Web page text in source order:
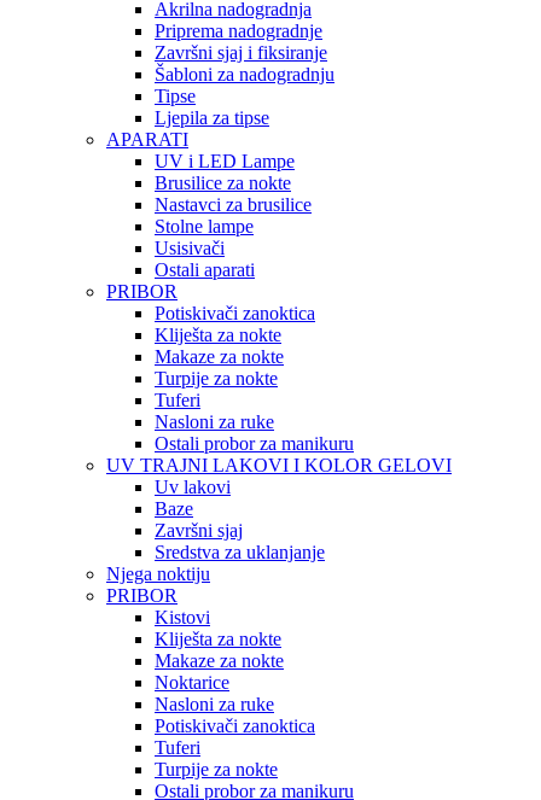
Akrilna nadogradnja
Priprema nadogradnje
Završni sjaj i fiksiranje
Šabloni za nadogradnju
Tipse
Ljepila za tipse
APARATI
UV i LED Lampe
Brusilice za nokte
Nastavci za brusilice
Stolne lampe
Usisivači
Ostali aparati
PRIBOR
Potiskivači zanoktica
Kliješta za nokte
Makaze za nokte
Turpije za nokte
Tuferi
Nasloni za ruke
Ostali probor za manikuru
UV TRAJNI LAKOVI I KOLOR GELOVI
Uv lakovi
Baze
Završni sjaj
Sredstva za uklanjanje
Njega noktiju
PRIBOR
Kistovi
Kliješta za nokte
Makaze za nokte
Noktarice
Nasloni za ruke
Potiskivači zanoktica
Tuferi
Turpije za nokte
Ostali probor za manikuru